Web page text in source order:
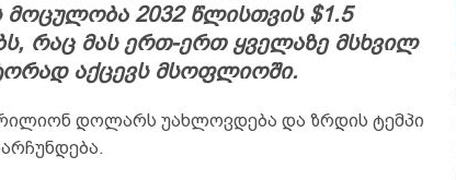
მოცულობა 2032 წლისთვის $1.5
რაც მას ერთ-ერთ ყველაზე მსხვილ
აქცევს მსოფლიოში.
დოლარს უახლოვდება და ზრდის ტემპი